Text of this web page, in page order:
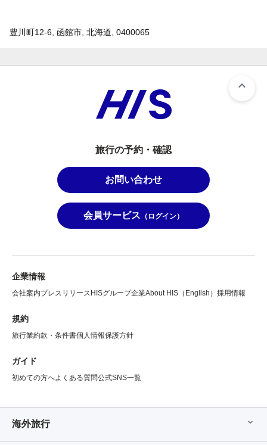
豊川町12-6, 函館市, 北海道, 0400065
旅行の予約・確認
お問い合わせ
会員サービス （ログイン）
企業情報
会社案内プレスリリース HISグループ企業About HIS（English） 採用情報
規約
旅行業約款・条件書個人情報保護方針
ガイド
初めての方へよくある質問公式SNS一覧
海外旅行